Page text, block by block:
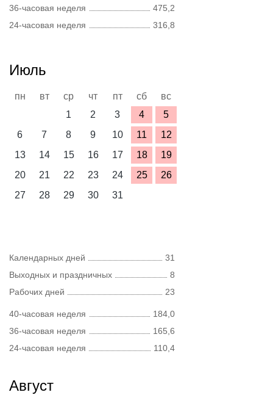
36-часовая неделя
475,2
24-часовая неделя
316,8
Июль
пн вт ср чт пт сб
вс
1
2 3 4
5
6
7 8 9 10 11
12
13
14 15 16 17 18
19
20
21 22 23 24 25
26
27
28 29 30 31
Календарных дней
31
Выходных и праздничных
8
Рабочих дней
23
40-часовая неделя
184,0
36-часовая неделя
165,6
24-часовая неделя
110,4
Август